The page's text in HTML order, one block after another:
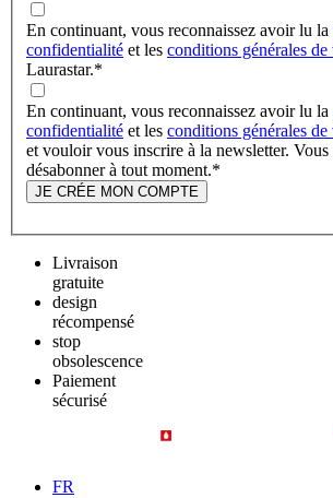
En continuant, vous reconnaissez avoir lu la
confidentialité et les conditions générales de
Laurastar.*
En continuant, vous reconnaissez avoir lu la
confidentialité et les conditions générales de
et vouloir vous inscrire à la newsletter.
désabonner à tout moment.*
JE CRÉE MON COMPTE
Livraison
gratuite
design
récompensé
stop
obsolescence
Paiement
sécurisé
FR